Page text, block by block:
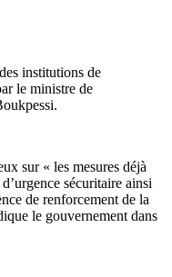
institutions de
le ministre de
sur « les mesures déjà
sécuritaire ainsi
de renforcement de la
le gouvernement dans